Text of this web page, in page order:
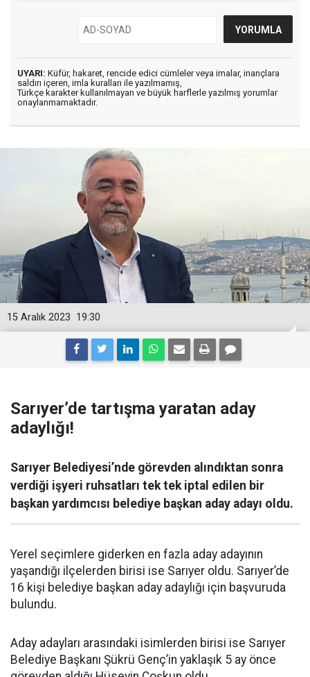
UYARI: Küfür, hakaret, rencide edici cümleler veya imalar, inançlara
saldırı içeren, imla kuralları ile yazılmamış,
Türkçe karakter kullanılmayan ve büyük harflerle yazılmış yorumlar
onaylanmamaktadır.
19:30
15 Aralık 2023
Sarıyer’de tartışma yaratan aday
adaylığı!
Sarıyer Belediyesi’nde görevden alındıktan sonra
verdiği işyeri ruhsatları tek tek iptal edilen bir
başkan yardımcısı belediye başkan aday adayı oldu.
Yerel seçimlere giderken en fazla aday adayının
yaşandığı ilçelerden birisi ise Sarıyer oldu. Sarıyer’de
16 kişi belediye başkan aday adaylığı için başvuruda
bulundu.
Aday adayları arasındaki isimlerden birisi ise Sarıyer
Belediye Başkanı Şükrü Genç’in yaklaşık 5 ay önce